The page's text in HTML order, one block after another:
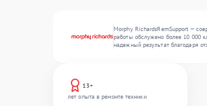
Morphy RichardsRemSupport —
работы обслужено более 10 000
надежный результат благодаря
13+
лет опыта в ремонте техники